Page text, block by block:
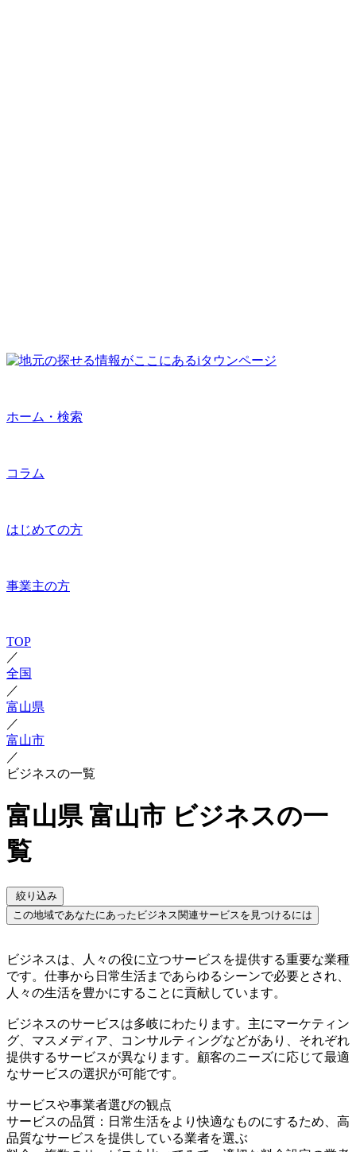
ホーム・検索
コラム
はじめての方
事業主の方
TOP
／
全国
／
富山県
／
富山市
／
ビジネスの一覧
富山県 富山市 ビジネスの一
覧
絞り込み
この地域であなたにあったビジネス関連サービスを見つけるには
ビジネスは、人々の役に立つサービスを提供する重要な業種
です。仕事から日常生活まであらゆるシーンで必要とされ、
人々の生活を豊かにすることに貢献しています。
ビジネスのサービスは多岐にわたります。主にマーケティン
グ、マスメディア、コンサルティングなどがあり、それぞれ
提供するサービスが異なります。顧客のニーズに応じて最適
なサービスの選択が可能です。
サービスや事業者選びの観点
サービスの品質：日常生活をより快適なものにするため、高
品質なサービスを提供している業者を選ぶ